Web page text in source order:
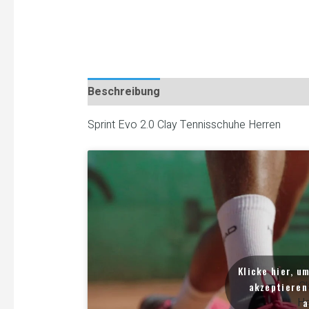
Beschreibung
Sprint Evo 2.0 Clay Tennisschuhe Herren
Klicke hier,